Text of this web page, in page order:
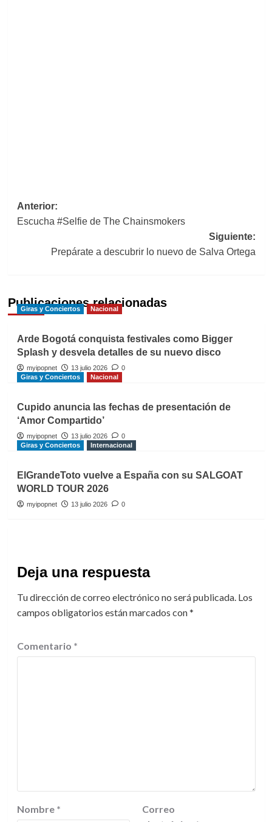
Navegación
de
entradas
Anterior:
Escucha #Selfie de The Chainsmokers
Siguiente:
Prepárate a descubrir lo nuevo de Salva Ortega
Publicaciones relacionadas
Giras y Conciertos Nacional
Arde Bogotá conquista festivales como Bigger
Splash y desvela detalles de su nuevo disco
myipopnet 13 julio 2026
0
Giras y Conciertos
Nacional
Cupido anuncia las fechas de presentación de
‘Amor Compartido’
myipopnet 13 julio 2026
0
Giras y Conciertos
Internacional
ElGrandeToto vuelve a España con su SALGOAT
WORLD TOUR 2026
myipopnet 13 julio 2026 0
Deja una respuesta
Tu dirección de correo electrónico no será publicada. Los
campos obligatorios están marcados con*
Comentario *
Nombre *
Correo